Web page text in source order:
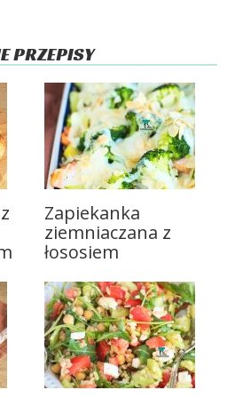
PRZEPISY
Zapiekanka
ziemniaczana z
łososiem